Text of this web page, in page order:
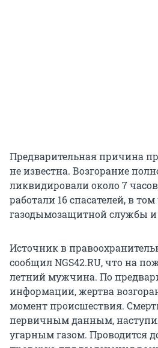
Предварительная причина
не известна. Возгорание
ликвидировали около 7
работали 16 спасателей, в
газодымозащитной службы и
Источник в
сообщил NGS42.RU, что на
летний мужчина. По
информации, жертва
момент происшествия.
первичным данным,
угарным газом. Проводится